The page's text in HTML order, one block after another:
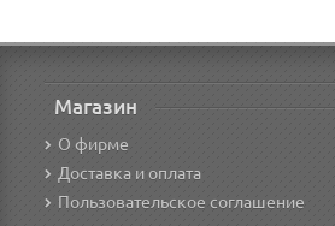
Магазин
О фирме
Доставка и оплата
Пользовательское соглашение